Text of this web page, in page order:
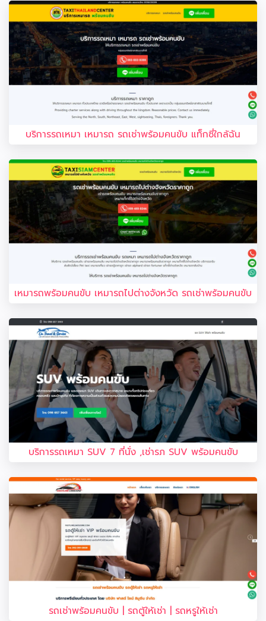
บริการรถเหมา เหมารถ รถเช่าพร้อมคนขับ แท็กซี่ใกล้ฉัน
เหมารถพร้อมคนขับ เหมารถไปต่างจังหวัด รถเช่าพร้อมคนขับ
บริการรถเหมา SUV 7 ที่นั่ง ,เช่ารภ SUV พร้อมคนขับ
รถเช่าพร้อมคนขับ | รถตู้ให้เช่า | รถหรูให้เช่า